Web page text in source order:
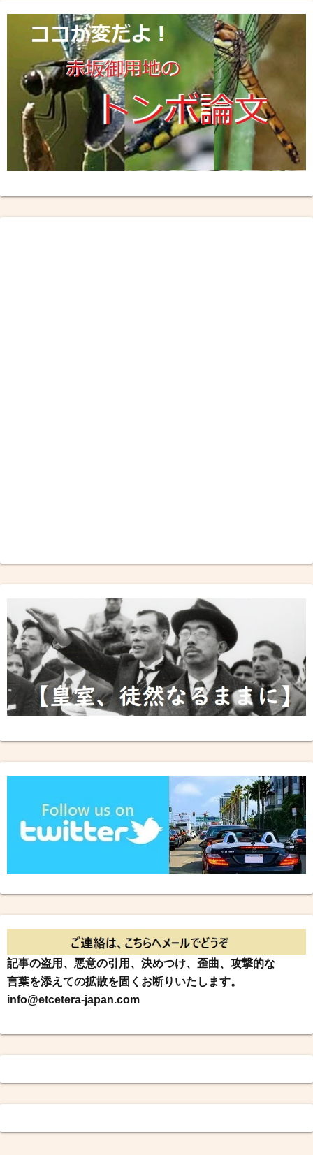
記事の盗用、悪意の引用、決めつけ、歪曲、攻撃的な
言葉を添えての拡散を固くお断りいたします。
info@etcetera-japan.com